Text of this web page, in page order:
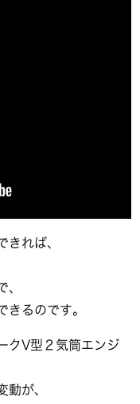
きれば、
、
きるのです。
クV型２気筒エンジ
動が、